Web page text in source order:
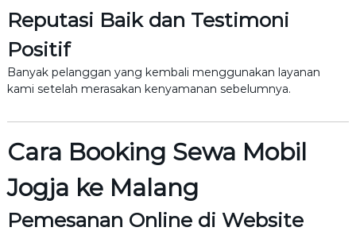
Reputasi Baik dan Testimoni
Positif
Banyak pelanggan yang kembali menggunakan layanan
kami setelah merasakan kenyamanan sebelumnya.
Cara Booking Sewa Mobil
Jogja ke Malang
Pemesanan Online di Website